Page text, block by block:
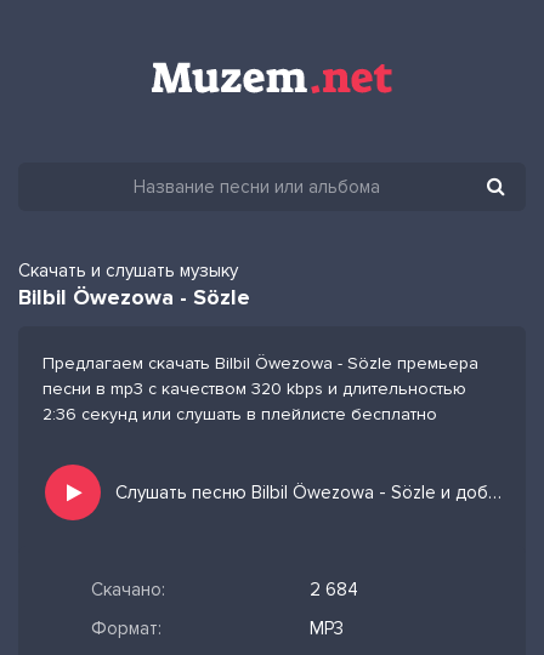
Скачать и слушать музыку
Bilbil Öwezowa - Sözle
Предлагаем скачать Bilbil Öwezowa - Sözle премьера
песни в mp3 с качеством 320 kbps и длительностью
2:36 секунд или слушать в плейлисте бесплатно
Слушать песню Bilbil Öwezowa - Sözle и добавить в избранных
Скачано:
2 684
Формат:
MP3